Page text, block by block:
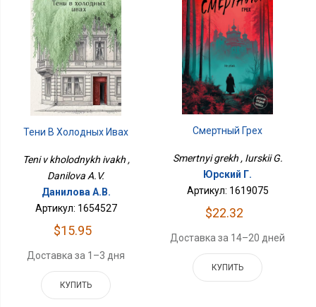
Тени В Холодных Ивах
Teni v kholodnykh ivakh ,
Danilova A.V.
Данилова А.В.
Артикул: 1654527
$15.95
Доставка за 1–3 дня
КУПИТЬ
Смертный Грех
Smertnyi grekh , Iurskii G.
Юрский Г.
Артикул: 1619075
$22.32
Доставка за 14–20 дней
КУПИТЬ